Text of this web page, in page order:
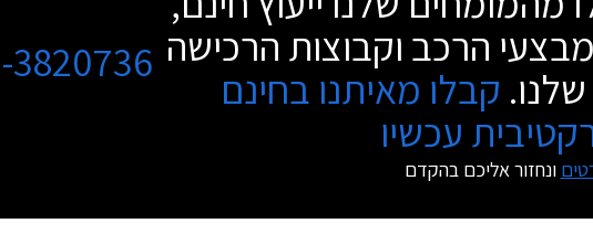
הרכב וקבוצות הרכישה
קבלו מאיתנו בחינם
עכשיו
ונחזור אליכם בהקדם
3820736